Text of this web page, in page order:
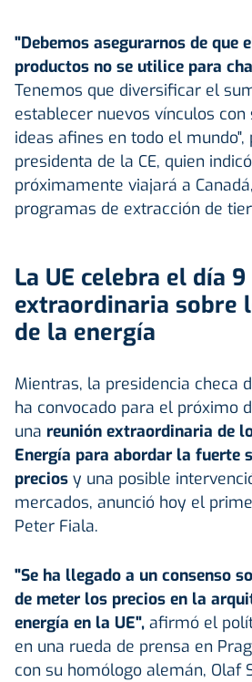
"Debemos asegurarnos de que
productos no se utilice para
Tenemos que diversificar el
establecer nuevos vínculos
ideas afines en todo el mundo",
presidenta de la CE, quien
próximamente viajará a
programas de extracción de
La UE celebra el día
extraordinaria sobre
de la energía
Mientras, la presidencia checa
ha convocado para el próximo
una reunión extraordinaria de
Energía para abordar la fuerte
precios y una posible
mercados, anunció hoy el
Peter Fiala.
"Se ha llegado a un consenso
de meter los precios en la
energía en la UE", afirmó el
en una rueda de prensa en
con su homólogo alemán, Olaf